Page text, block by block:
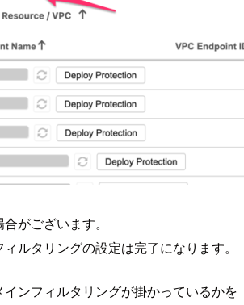
がございます。
ルタリングの設定は完了になります。
ンフィルタリングが掛かっているかを